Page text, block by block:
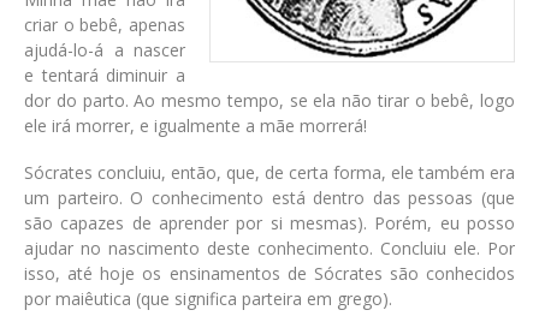
criar o bebê, apenas
ajudá-lo-á a nascer
e tentará diminuir a
dor do parto. Ao mesmo tempo, se ela não tirar o bebê, logo
ele irá morrer, e igualmente a mãe morrerá!
Sócrates concluiu, então, que, de certa forma, ele também era
um parteiro. O conhecimento está dentro das pessoas (que
são capazes de aprender por si mesmas). Porém, eu posso
ajudar no nascimento deste conhecimento. Concluiu ele. Por
isso, até hoje os ensinamentos de Sócrates são conhecidos
por maiêutica (que significa parteira em grego).